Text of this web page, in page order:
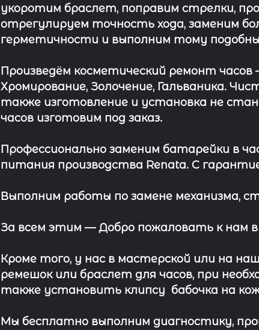
укоротим браслет, поправим стрелки,
отрегулируем точность хода, заменим
герметичности и выполним тому
Произведём косметический ремонт часов
Хромирование, Золочение, Гальваника.
также изготовление и установка не
часов изготовим под заказ.
Профессионально заменим батарейки в
питания производства Renata. С
Выполним работы по замене механизма,
За всем этим —Добро пожаловать к нам
Кроме того, у нас в мастерской или на
ремешокилибраслет для часов, при
также установить клипсу бабочка на
Мы бесплатно выполним диагностику,